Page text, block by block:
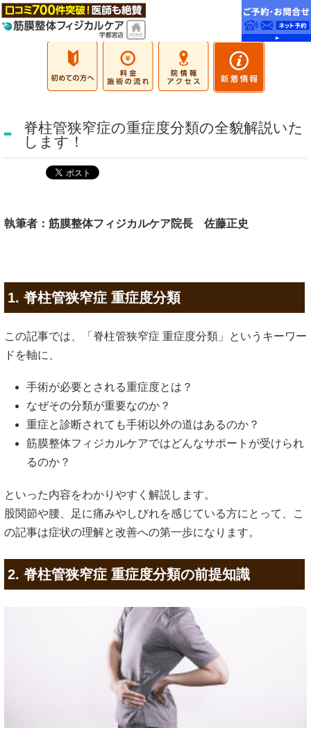
脊柱管狭窄症の重症度分類の全貌解説いた
します！
執筆者：筋膜整体フィジカルケア院長 佐藤正史
1. 脊柱管狭窄症 重症度分類
この記事では、「脊柱管狭窄症 重症度分類」というキーワー
ドを軸に、
手術が必要とされる重症度とは？
なぜその分類が重要なのか？
重症と診断されても手術以外の道はあるのか？
筋膜整体フィジカルケアではどんなサポートが受けられ
るのか？
といった内容をわかりやすく解説します。
股関節や腰、足に痛みやしびれを感じている方にとって、こ
の記事は症状の理解と改善への第一歩になります。
2. 脊柱管狭窄症 重症度分類の前提知識